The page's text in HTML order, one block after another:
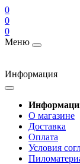
0
0
0
Меню
Информация
О магазине
Доставка
Оплата
Условия